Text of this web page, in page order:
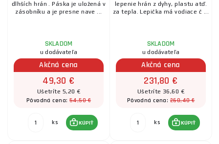
dlhších hrán . Páska je uložená v
zásobníku a je presne nave ...
SKLADOM
u dodávateľa
Akčná cena
49,30 €
Ušetríte 5,20 €
Pôvodná cena:54,50 €
ks KÚPIŤ
lepenie hrán z dyhy, plastu atď.
za tepla. Lepička má vodiace č ...
SKLADOM
u dodávateľa
Akčná cena
231,80 €
Ušetríte 36,60 €
Pôvodná cena:268,40 €
ks KÚPIŤ